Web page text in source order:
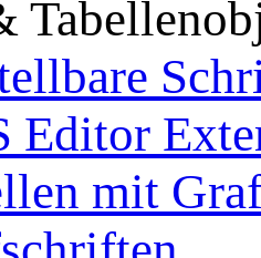
Editor
mit